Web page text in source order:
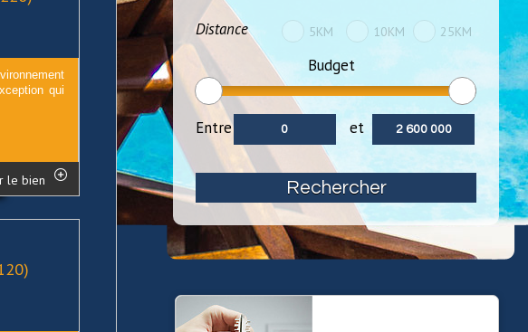
Distance 5KM 10KM 25KM
Budget
Entre et
Rechercher
qui
le bien